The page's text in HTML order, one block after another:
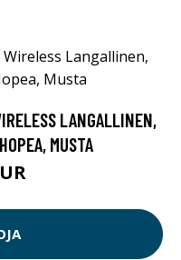
LANGALLINEN,
MUSTA